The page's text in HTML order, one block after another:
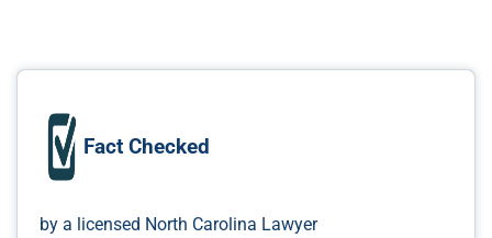
Fact Checked
by a licensed North Carolina Lawyer